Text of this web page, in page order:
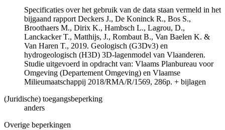
Specificaties over het gebruik van de data staan vermeld in het
bijgaand rapport Deckers J., De Koninck R., Bos S.,
Broothaers M., Dirix K., Hambsch L., Lagrou, D.,
Lanckacker T., Matthijs, J., Rombaut B., Van Baelen K. &
Van Haren T., 2019. Geologisch (G3Dv3) en
hydrogeologisch (H3D) 3D-lagenmodel van Vlaanderen.
Studie uitgevoerd in opdracht van: Vlaams Planbureau voor
Omgeving (Departement Omgeving) en Vlaamse
Milieumaatschappij 2018/RMA/R/1569, 286p. + bijlagen
(Juridische) toegangsbeperking
anders
Overige beperkingen